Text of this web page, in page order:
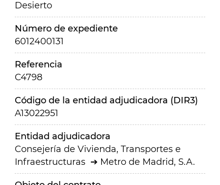
Desierto
Número de expediente
6012400131
Referencia
C4798
Código de la entidad adjudicadora (DIR3)
A13022951
Entidad adjudicadora
Consejería de Vivienda, Transportes e
Infraestructuras
Metro de Madrid, S.A.